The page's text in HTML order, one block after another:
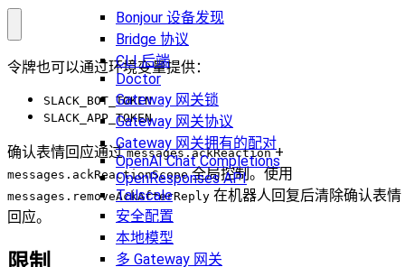
Bonjour 设备发现
Bridge 协议
CLI 后端
Doctor
Gateway 网关锁
Gateway 网关协议
Gateway 网关拥有的配对
OpenAI Chat Completions
OpenResponses API
Tailscale
安全配置
本地模型
多 Gateway 网关
令牌也可以通过环境变量提供：
SLACK_BOT_TOKEN
SLACK_APP_TOKEN
确认表情回应通过messages.ackReaction+
messages.ackReactionScope全局控制。使用
messages.removeAckAfterReply 在机器人回复后清除确认表情
回应。